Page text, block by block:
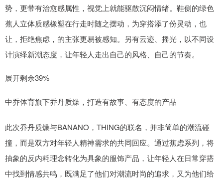
势，更带有治愈感属性，视觉上就能驱散沉闷情绪。鞋侧的绿色
蕉人立体质感橡塑在行走时随之摆动，为穿搭添了份灵动，也
让，拒绝焦虑，的主张更易被感知。另有云迹、摇光，以不同设
计演绎新潮态度，让年轻人走出自己的风格、自己的节奏。
展开剩余39%
中乔体育旗下乔丹质燥，打造有故事、有态度的产品
此次乔丹质燥与BANANO，THING的联名，并非简单的潮流碰
撞，而是双方对年轻人精神需求的共同回应。通过蕉虑系列，将
抽象的反内耗理念转化为具象的服饰产品，让年轻人在日常穿搭
中找到情感共鸣，既满足了他们对潮流时尚的追求，又为他们给